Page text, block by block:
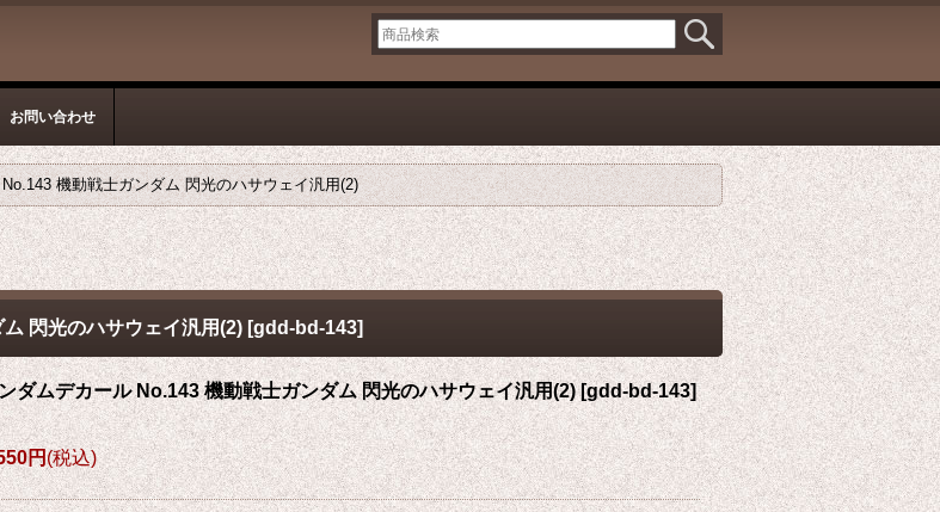
お問い合わせ
機動戦士ガンダム 閃光のハサウェイ汎用(2)
閃光のハサウェイ汎用(2) [gdd-bd-143]
ダムデカール No.143 機動戦士ガンダム 閃光のハサウェイ汎用(2) [gdd-bd-143]
円(税込)